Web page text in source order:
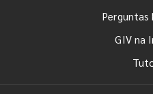
Perguntas
GIV na